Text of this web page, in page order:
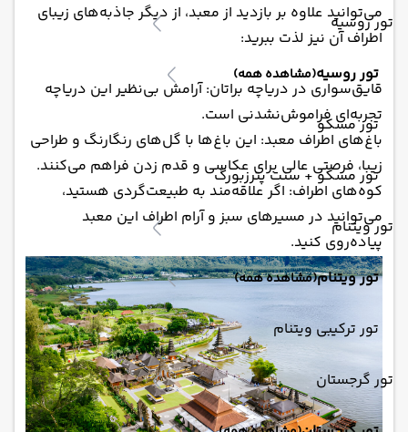
تور روسیه
تور روسیه(مشاهده همه)
تور مسکو
تور مسکو + سنت پترزبورگ
تور ویتنام
تور ویتنام(مشاهده همه)
تور ترکیبی ویتنام
تور گرجستان
می‌توانید علاوه بر بازدید از معبد، از دیگر جاذبه‌های زیبای
اطراف آن نیز لذت ببرید:
قایق‌سواری در دریاچه براتان: آرامش بی‌نظیر این دریاچه
تجربه‌ای فراموش‌نشدنی است.
باغ‌های اطراف معبد: این باغ‌ها با گل‌های رنگارنگ و طراحی
زیبا، فرصتی عالی برای عکاسی و قدم زدن فراهم می‌کنند.
کوه‌های اطراف: اگر علاقه‌مند به طبیعت‌گردی هستید،
می‌توانید در مسیرهای سبز و آرام اطراف این معبد
پیاده‌روی کنید.